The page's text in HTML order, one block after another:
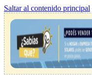
Saltar al contenido principal